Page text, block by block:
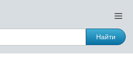
Найти